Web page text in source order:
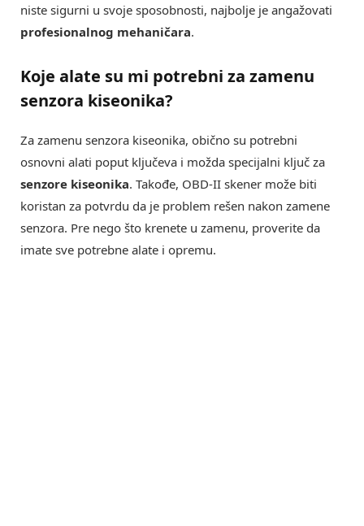
niste sigurni u svoje sposobnosti, najbolje je angažovati
profesionalnog mehaničara.
Koje alate su mi potrebni za zamenu
senzora kiseonika?
Za zamenu senzora kiseonika, obično su potrebni
osnovni alati poput ključeva i možda specijalni ključ za
senzore kiseonika. Takođe, OBD-II skener može biti
koristan za potvrdu da je problem rešen nakon zamene
senzora. Pre nego što krenete u zamenu, proverite da
imate sve potrebne alate i opremu.